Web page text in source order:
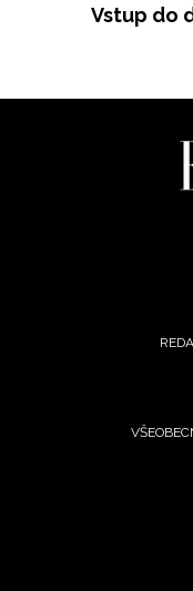
Vstup do